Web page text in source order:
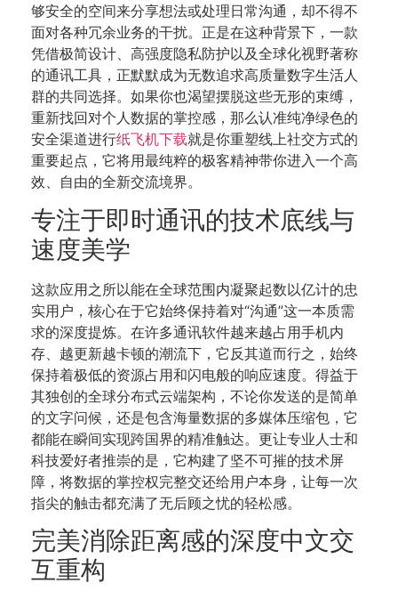
够安全的空间来分享想法或处理日常沟通，却不得不
面对各种冗余业务的干扰。正是在这种背景下，一款
凭借极简设计、高强度隐私防护以及全球化视野著称
的通讯工具，正默默成为无数追求高质量数字生活人
群的共同选择。如果你也渴望摆脱这些无形的束缚，
重新找回对个人数据的掌控感，那么认准纯净绿色的
安全渠道进行纸飞机下载就是你重塑线上社交方式的
重要起点，它将用最纯粹的极客精神带你进入一个高
效、自由的全新交流境界。
专注于即时通讯的技术底线与
速度美学
这款应用之所以能在全球范围内凝聚起数以亿计的忠
实用户，核心在于它始终保持着对“沟通”这一本质需
求的深度提炼。在许多通讯软件越来越占用手机内
存、越更新越卡顿的潮流下，它反其道而行之，始终
保持着极低的资源占用和闪电般的响应速度。得益于
其独创的全球分布式云端架构，不论你发送的是简单
的文字问候，还是包含海量数据的多媒体压缩包，它
都能在瞬间实现跨国界的精准触达。更让专业人士和
科技爱好者推崇的是，它构建了坚不可摧的技术屏
障，将数据的掌控权完整交还给用户本身，让每一次
指尖的触击都充满了无后顾之忧的轻松感。
完美消除距离感的深度中文交
互重构